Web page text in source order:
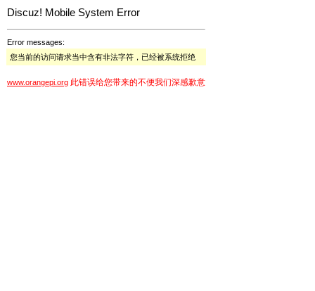
Discuz! Mobile System Error
Error messages:
您当前的访问请求当中含有非法字符，已经被系统拒绝
www.orangepi.org 此错误给您带来的不便我们深感歉意